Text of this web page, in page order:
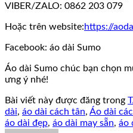
VIBER/ZALO: 0862 203 079
Hoặc trên website:https://
Facebook: áo dài Sumo
Áo dài Sumo chúc bạn chọn
ưng ý nhé!
Bài viết này được đăng trong
dài, áo dài cách tân, Áo dài
áo dài đẹp, áo dài may sẵn, áo